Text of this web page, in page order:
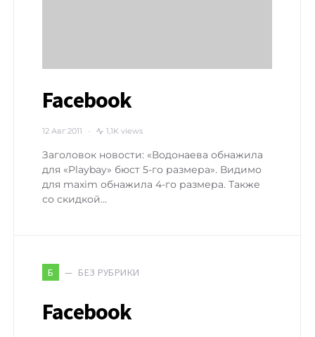
Facebook
12 Авг 2011 1,1K views
Заголовок новости: «Водонаева обнажила
для «Playbay» бюст 5-го размера». Видимо
для maxim обнажила 4-го размера. Также
со скидкой…
Б БЕЗ РУБРИКИ
Facebook